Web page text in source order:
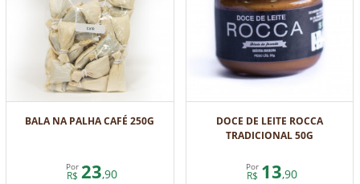
BALA NA PALHA CAFÉ 250G
Por
R$ 23,90
DOCE DE LEITE ROCCA
TRADICIONAL 50G
Por
R$ 13,90